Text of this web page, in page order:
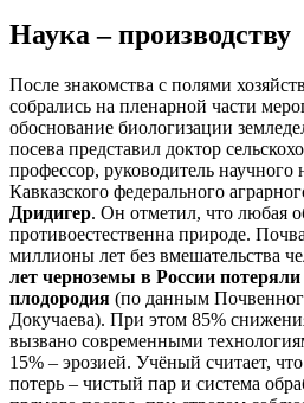
Наука – производству
После знакомства с полями
собрались на пленарной части
обоснование биологизации
посева представил доктор
профессор, руководитель научного
Кавказского федерального
Дридигер. Он отметил, что любая
противоестественна природе.
миллионы лет без вмешательства
лет черноземы в России потеряли
плодородия (по данным
Докучаева). При этом 85%
вызвано современными
15% – эрозией. Учёный считает,
потерь – чистый пар и система